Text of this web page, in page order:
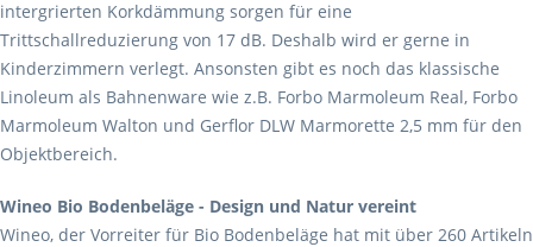
intergrierten Korkdämmung sorgen für eine
Trittschallreduzierung von 17 dB. Deshalb wird er gerne in
Kinderzimmern verlegt. Ansonsten gibt es noch das klassische
Linoleum als Bahnenware wie z.B. Forbo Marmoleum Real, Forbo
Marmoleum Walton und Gerflor DLW Marmorette 2,5 mm für den
Objektbereich.
Wineo Bio Bodenbeläge - Design und Natur vereint
Wineo, der Vorreiter für Bio Bodenbeläge hat mit über 260 Artikeln